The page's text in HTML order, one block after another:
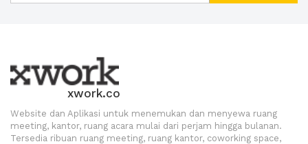
xwork.co
Website dan Aplikasi untuk menemukan dan menyewa ruang
meeting, kantor, ruang acara mulai dari perjam hingga bulanan.
Tersedia ribuan ruang meeting, ruang kantor, coworking space,